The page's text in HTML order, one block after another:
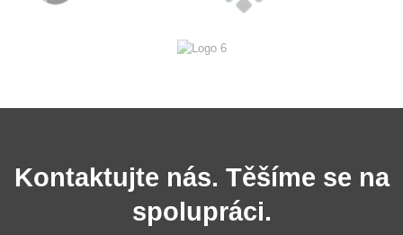
Kontaktujte nás. Těšíme se na
spolupráci.